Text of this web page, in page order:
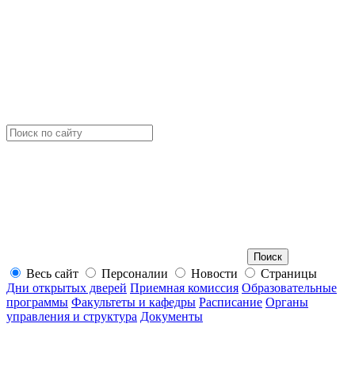
Весь сайт Персоналии Новости
Страницы
Дни открытых дверей Приемная комиссия Образовательные
программы Факультеты и кафедры Расписание Органы
управления и структура Документы